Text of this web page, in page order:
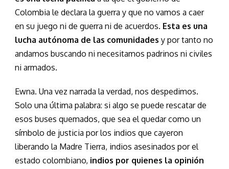
Colombia le declara la guerra y que no vamos a caer
en su juego ni de guerra ni de acuerdos. Esta es una
lucha autónoma de las comunidades y por tanto no
andamos buscando ni necesitamos padrinos ni civiles
ni armados.
Ewna. Una vez narrada la verdad, nos despedimos.
Solo una última palabra: si algo se puede rescatar de
esos buses quemados, que sea el quedar como un
símbolo de justicia por los indios que cayeron
liberando la Madre Tierra, indios asesinados por el
estado colombiano, indios por quienes la opinión